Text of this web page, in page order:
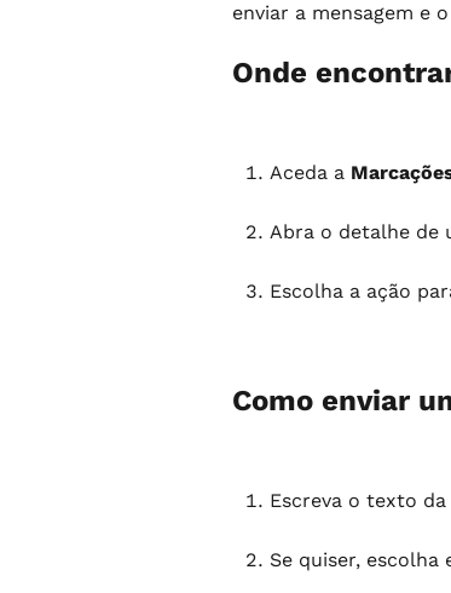
enviar a mensagem e
Onde
Aceda a
Abra o detalhe de
Escolha a ação
Como enviar
Escreva o texto da
Se quiser, escolha